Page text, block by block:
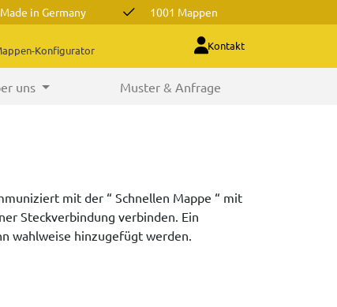
Made in Germany 1001 Mappen
Konfigurator Kontakt
uns Muster & Anfrage
mit der “ Schnellen Mappe “ mit
Steckverbindung verbinden. Ein
wahlweise hinzugefügt werden.